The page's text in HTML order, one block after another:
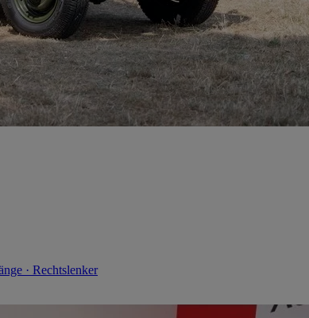
· Rechtslenker